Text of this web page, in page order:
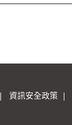
| 資訊安全政策 |